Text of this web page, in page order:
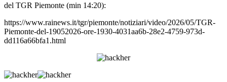
del TGR Piemonte (min 14:20):
https://www.rainews.it/tgr/piemonte/notiziari/video/2026/05/TGR-
Piemonte-del-19052026-ore-1930-4031aa6b-28e2-4759-973d-
dd116a66bfa1.html